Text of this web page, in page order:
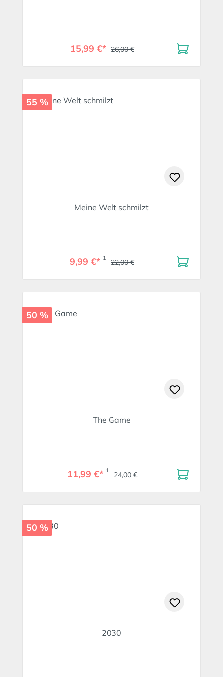
15,99 €* 26,00 €
55 %
Meine Welt schmilzt
9,99 €* 1 22,00 €
50 %
The Game
11,99 €* 1 24,00 €
50 %
2030